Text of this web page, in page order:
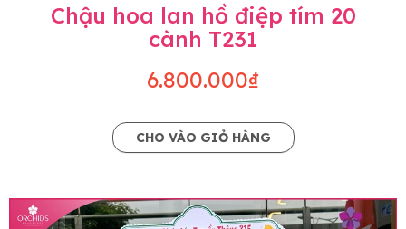
Chậu hoa lan hồ điệp tím 20
cành T231
6.800.000₫
CHO VÀO GIỎ HÀNG